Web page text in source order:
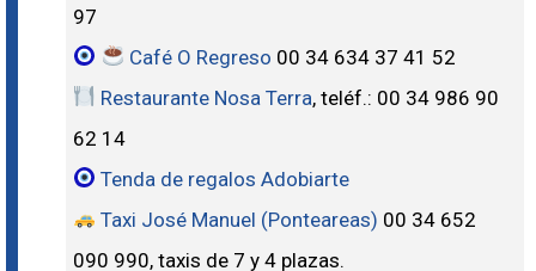
97
Café O Regreso 00 34 634 37 41 52
Restaurante Nosa Terra, teléf.: 00 34 986 90
62 14
Tenda de regalos Adobiarte
Taxi José Manuel (Ponteareas) 00 34 652
090 990, taxis de 7 y 4 plazas.